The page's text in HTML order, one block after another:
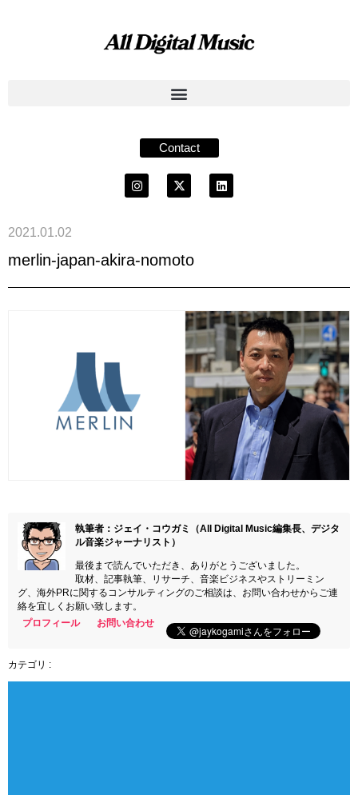
Contact
2021.01.02
merlin-japan-akira-nomoto
執筆者：ジェイ・コウガミ（All Digital Music編集長、デジタ
ル音楽ジャーナリスト）
最後まで読んでいただき、ありがとうございました。
取材、記事執筆、リサーチ、音楽ビジネスやストリーミン
グ、海外PRに関するコンサルティングのご相談は、お問い合わせからご連
絡を宜しくお願い致します。
プロフィール
お問い合わせ
カテゴリ :